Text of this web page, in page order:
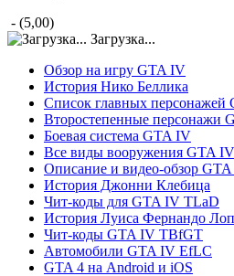
- (5,00)
Загрузка...
Обзор на игру GTA IV
История Нико Беллика
Список главных персонажей
Второстепенные персонажи
Боевая система GTA IV
Все виды вооружения GTA IV
Описание и видео-обзор
История Джонни Клебица
Чит-коды для GTA IV TLaD
История Луиса Фернандо
Чит-коды GTA IV TBfGT
Автомобили GTA IV EfLC
GTA 4 на Android и iOS